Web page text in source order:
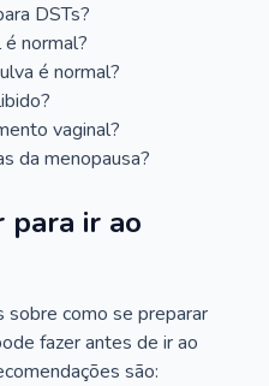
DSTs?
é normal?
é normal?
vaginal?
da menopausa?
para ir ao
sobre como se preparar
fazer antes de ir ao
são: